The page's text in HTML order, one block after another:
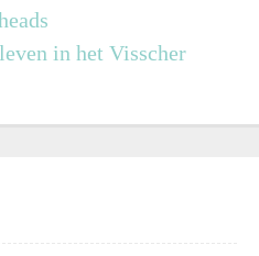
in het Visscher